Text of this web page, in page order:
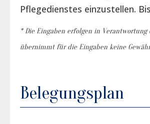
Pflegedienstes einzustellen.
* Die Eingaben erfolgen in
übernimmt für die Eingaben keine
Belegungsplan